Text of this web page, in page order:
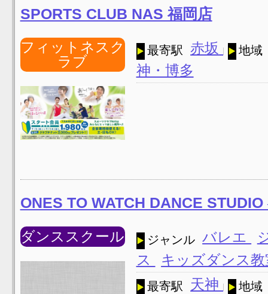
SPORTS CLUB NAS 福岡店
フィットネスク
ラブ
最寄駅 赤坂 地域
神・博多
ONES TO WATCH DANCE
ダンススクール ジャンル バレエ
ス
キッズダンス
最寄駅 天神 地域